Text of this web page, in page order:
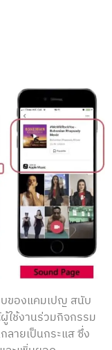
ของแคมเปญ สนับ
ใช้งานร่วมกิจกรรม
ลายเป็นกระแส ซึ่ง